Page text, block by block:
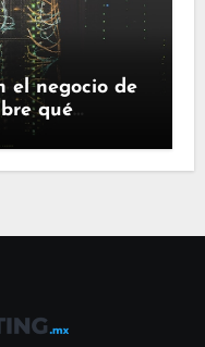
el negocio de
qué